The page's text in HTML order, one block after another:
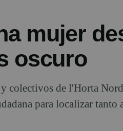
mujer
oscuro
colectivos de l'Horta
para localizar